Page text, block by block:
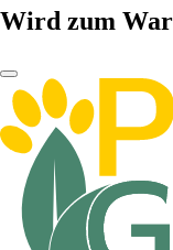
Wird zum